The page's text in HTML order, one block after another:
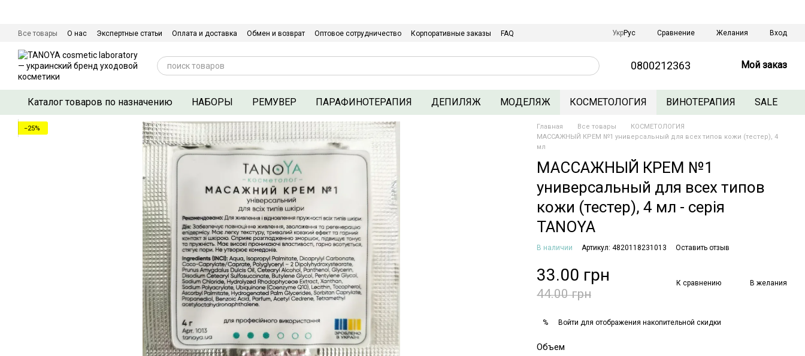
Все товары О нас Экспертные статьи Оплата и доставка Обмен и возврат Оптовое сотрудничество Корпоративные заказы
FAQ
УкрРус Сравнение Желания Вход
0800212363 Мой заказ
Каталог товаров по назначению НАБОРЫ РЕМУВЕР ПАРАФИНОТЕРАПИЯ ДЕПИЛЯЖ МОДЕЛЯЖ КОСМЕТОЛОГИЯ ВИНОТЕРАПИЯ SALE
−25% Главная Все товары
КОСМЕТОЛОГИЯ
МАССАЖНЫЙ КРЕМ №1 универсальный для всех типов кожи (тестер), 4
мл
МАССАЖНЫЙ КРЕМ №1
универсальный для всех типов
кожи (тестер), 4 мл - серія
TANOYA
В наличии Артикул: 4820118231013 Оставить отзыв
33.00 грн
44.00 грн
К сравнению В желания
% Войти для отображения накопительной скидки
Объем